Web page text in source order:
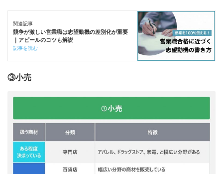
関連記事
競争が激しい営業職は志望動機の差別化が重要
｜アピールのコツも解説
記事を読む
③小売